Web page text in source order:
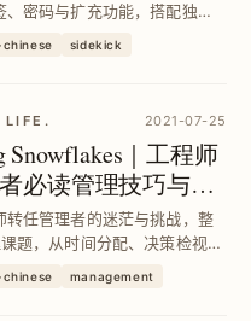
、密码与扩充功能，搭配独家
体管理，解决同步困扰，打造
sidekick
LIFE. 2021-07-25
Snowflakes｜工程师
必读管理技巧与团
略解析
转任管理者的迷茫与挑战，整
题，从时间分配、决策检视、
提升管理效能与团队凝聚力，
management